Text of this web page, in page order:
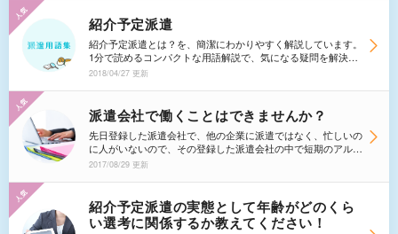
紹介予定派遣
紹介予定派遣とは？を、簡潔にわかりやすく解説しています。
1分で読めるコンパクトな用語解説で、気になる疑問を解決し
ましょう。
2018/04/27 更新
派遣会社で働くことはできませんか？
先日登録した派遣会社で、他の企業に派遣ではなく、忙しいの
に人がいないので、その登録した派遣会社の中で短期のアルバ
イトとして働いてほしいと言われました。なるべく短期でもア
2017/08/29 更新
紹介予定派遣の実態として年齢がどのくら
い選考に関係するか教えてください！